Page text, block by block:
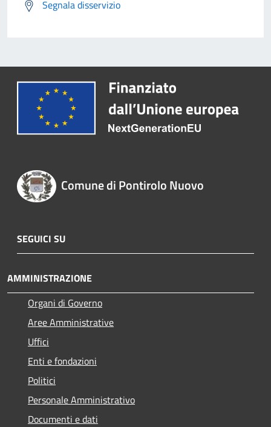
Segnala disservizio
Comune di Pontirolo Nuovo
SEGUICI SU
AMMINISTRAZIONE
Organi di Governo
Aree Amministrative
Uffici
Enti e fondazioni
Politici
Personale Amministrativo
Documenti e dati